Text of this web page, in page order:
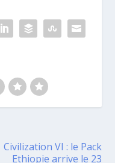
Civilization VI : le Pack
Ethiopie arrive le 23